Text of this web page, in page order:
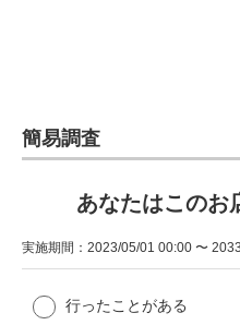
簡易調査
あなたはこのお
実施期間：2023/05/01 00:00 〜
行ったことがある